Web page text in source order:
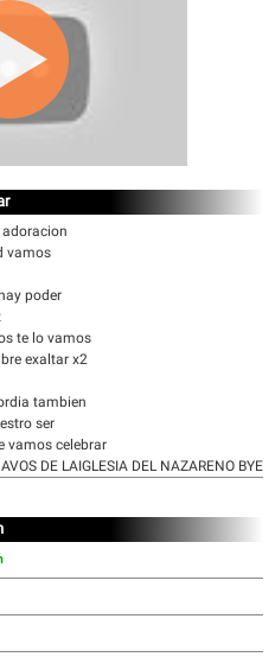
vamos
poder
te lo vamos
exaltar x2
tambien
ser
vamos celebrar
DE LAIGLESIA DEL NAZARENO BYE